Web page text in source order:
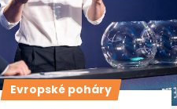
Evropské poháry